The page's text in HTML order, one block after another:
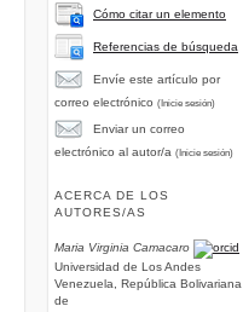
Cómo citar un elemento
Referencias de búsqueda
Envíe este artículo por
correo electrónico (Inicie sesión)
Enviar un correo
electrónico al autor/a (Inicie sesión)
ACERCA DE LOS
AUTORES/AS
Maria Virginia Camacaro
Universidad de Los Andes
Venezuela, República Bolivariana
de